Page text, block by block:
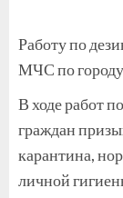
Работу по
МЧС по
В ходе работ
граждан
карантина,
личной